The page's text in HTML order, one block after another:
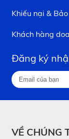
Khiếu nại &
Khách hàng
Đăng ký
VỀ CHÚNG